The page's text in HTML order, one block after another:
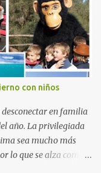
Pediátrica del
de Investigación
del Vall
Anna Saló, psicóloga
d’Hebron y del grupo
la Infancia y la
y directora de
Imágenes cortesía de
con niños
en familia
año. La privilegiada
sea mucho más
lo que se alza como